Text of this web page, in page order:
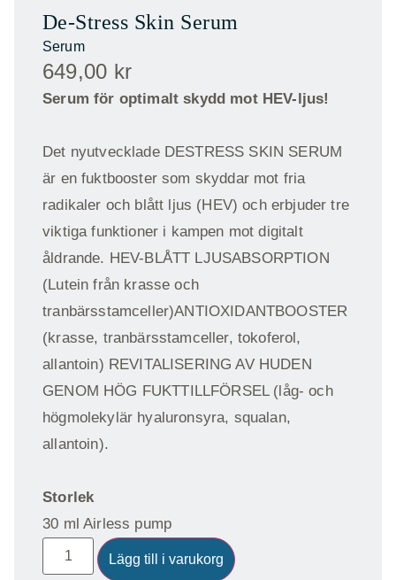
De-Stress Skin Serum
Serum
649,00 kr
Serum för optimalt skydd mot HEV-ljus!
Det nyutvecklade DESTRESS SKIN SERUM
är en fuktbooster som skyddar mot fria
radikaler och blått ljus (HEV) och erbjuder tre
viktiga funktioner i kampen mot digitalt
åldrande. HEV-BLÅTT LJUSABSORPTION
(Lutein från krasse och
tranbärsstamceller)ANTIOXIDANTBOOSTER
(krasse, tranbärsstamceller, tokoferol,
allantoin) REVITALISERING AV HUDEN
GENOM HÖG FUKTTILLFÖRSEL (låg- och
högmolekylär hyaluronsyra, squalan,
allantoin).
Storlek
30 ml Airless pump
Lägg till i varukorg